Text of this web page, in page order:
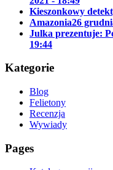
Kieszonkowy
Amazonia26
Julka prezentuje:
19:44
Kategorie
Blog
Felietony
Recenzja
Wywiady
Pages